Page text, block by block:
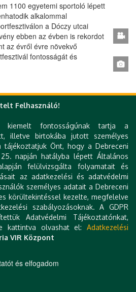
1100 egyetemi sportoló lépett
alkalommal
a Dóczy utcai
ebben az évben is rekordot
az évről évre növekvő
fontosságát és
106 107
113 114 …
következő ›
utolsó »
TÉR 1. | TEL.: +36 52 512 900
Felhasználó!
kiemelt fontosságúnak tartja a
illetve birtokába jutott személyes
tájékoztatjuk Önt, hogy a Debreceni
napján hatályba lépett Általános
felülvizsgálta folyamatait és
az adatkezelési és adatvédelmi
személyes adatait a Debreceni
körültekintéssel kezelte, megfelelve
szabályozásoknak. A GDPR
Adatvédelmi Tájékoztatónkat,
kattintva olvashat el: Adatkezelési
VIR Központ
és elfogadom